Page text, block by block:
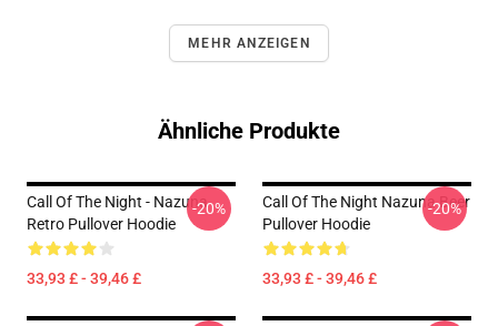
MEHR ANZEIGEN
Ähnliche Produkte
Call Of The Night - Nazuna
Retro Pullover Hoodie
33,93 £ - 39,46 £
-20%
Call Of The Night Nazuna Beer
Pullover Hoodie
33,93 £ - 39,46 £
-20%